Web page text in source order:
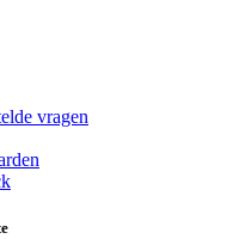
vragen